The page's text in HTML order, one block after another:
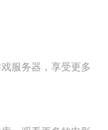
服务器，享受更多